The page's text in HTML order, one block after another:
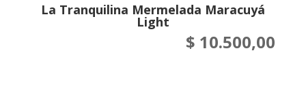
La Tranquilina Mermelada Maracuyá
Light
$ 10.500,00